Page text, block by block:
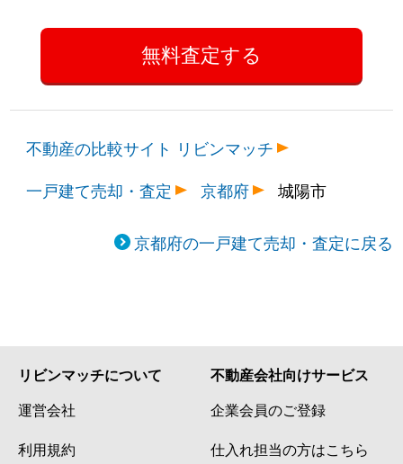
不動産の比較サイト リビンマッチ
一戸建て売却・査定
京都府 城陽市
京都府の一戸建て売却・査定に戻る
リビンマッチについて
運営会社
利用規約
不動産会社向けサービス
企業会員のご登録
仕入れ担当の方はこちら